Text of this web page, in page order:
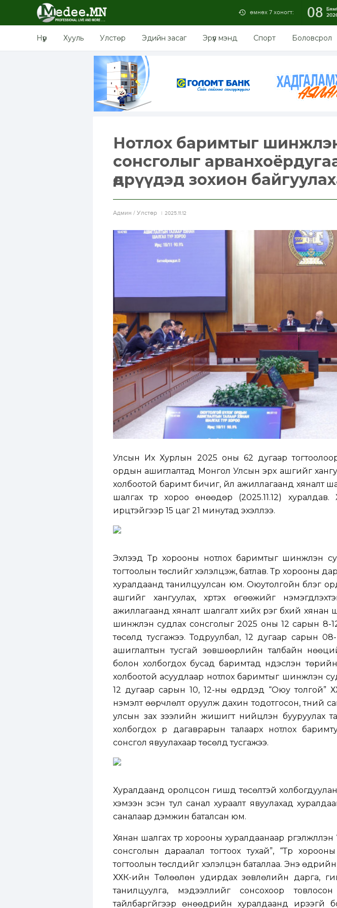
өмнөх 7 хоногт: 08
Нүүр Хууль Улстөр Эдийн засаг Эрүүл мэнд Спорт Боловсрол
Нотлох баримтыг
сонсголыг
өдрүүдэд зохион
Aдмин / Улстөр 2025.11.12
Улсын Их Хурлын 2025 оны 62 дугаар
ордын ашиглалтад Монгол Улсын эрх ашгийг
холбоотой баримт бичиг, үйл ажиллагаанд хяналт
шалгах түр хороо өнөөдөр (2025.11.12)
ирцтэйгээр 15 цаг 21 минутад эхэллээ.
Эхлээд Түр хорооны нотлох баримтыг шинжлэн
тогтоолын төслийг хэлэлцэж, батлав. Түр хорооны
хуралдаанд танилцуулсан юм. Оюутолгойн бүлэг
ашгийг хангуулах, хүртэх өгөөжийг
ажиллагаанд хяналт шалгалт хийх үүрэг бүхий
шинжлэн судлах сонсголыг 2025 оны 12 сарын 8-
төсөлд тусгажээ. Тодруулбал, 12 дугаар сарын
ашиглалтын тусгай зөвшөөрлийн талбайн
болон холбогдох бусад баримтад үндэслэн
холбоотой асуудлаар нотлох баримтыг шинжлэн
12 дугаар сарын 10, 12-ны өдрүүдэд “Оюу толгой”
нэмэлт өөрчлөлт оруулж дахин тодотгосон, түүний
улсын зах зээлийн жишигт нийцүүлэн бууруулах
холбогдох үр дагаврарын талаарх нотлох
сонсгол явуулахаар төсөлд тусгажээ.
Хуралдаанд оролцсон гишүүд төсөлтэй холбогдуулан
хэмээн үзсэн тул санал хураалт явуулахад
саналаар дэмжин баталсан юм.
Хянан шалгах түр хорооны хуралдаанаар
сонсголын дараалал тогтоох тухай”, “Түр
тогтоолын төслүүдийг хэлэлцэн баталлаа. Энэ
ХХК-ийн Төлөөлөн удирдах зөвлөлийн дарга,
танилцуулга, мэдээллийг сонсохоор
тайлбаргүйгээр өнөөдрийн хуралдаанд ирээгүй